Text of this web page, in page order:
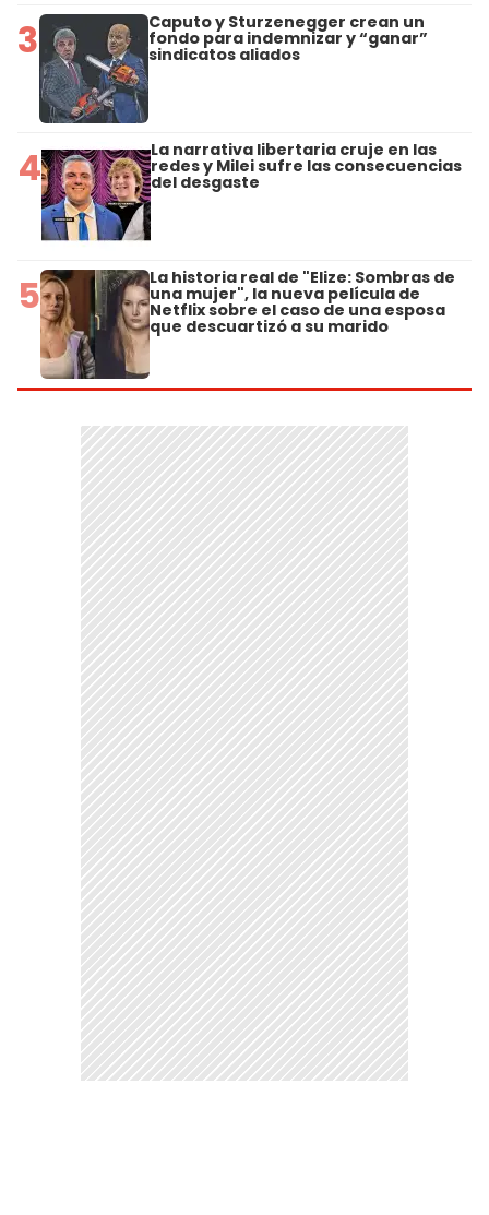
3 Caputo y Sturzenegger crean un
fondo para indemnizar y “ganar”
sindicatos aliados
4 La narrativa libertaria cruje en las
redes y Milei sufre las consecuencias
del desgaste
5 La historia real de "Elize: Sombras de
una mujer", la nueva película de
Netflix sobre el caso de una esposa
que descuartizó a su marido